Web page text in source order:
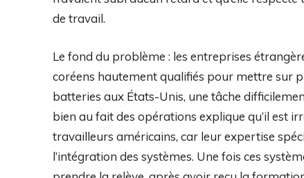
de travail.
Le fond du problème : les entreprises
coréens hautement qualifiés pour mettre sur
batteries aux États-Unis, une tâche
bien au fait des opérations explique qu’il est
travailleurs américains, car leur expertise
l’intégration des systèmes. Une fois ces